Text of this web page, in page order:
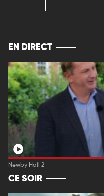
EN DIRECT
Newby Hall 2
CE SOIR